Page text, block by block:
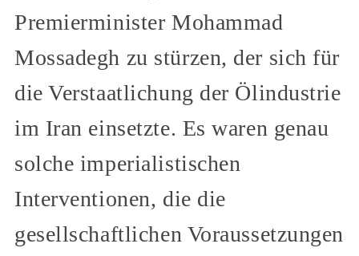
Premierminister Mohammad
Mossadegh zu stürzen, der sich für
die Verstaatlichung der Ölindustrie
im Iran einsetzte. Es waren genau
solche imperialistischen
Interventionen, die die
gesellschaftlichen Voraussetzungen